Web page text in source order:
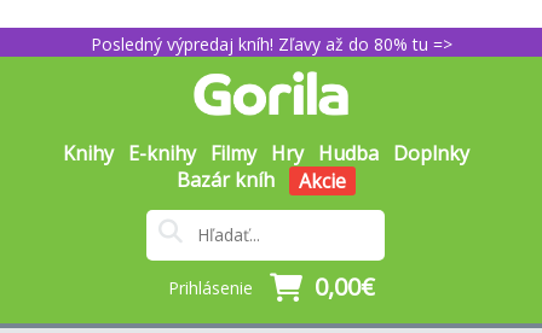
Posledný výpredaj kníh! Zľavy až do 80% tu =>
Knihy E-knihy Filmy Hry Hudba Doplnky
Bazár kníh
Akcie
Prihlásenie 0,00€